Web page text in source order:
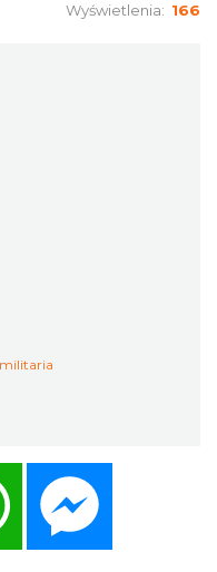
Wyświetlenia: 166
WhatsApp